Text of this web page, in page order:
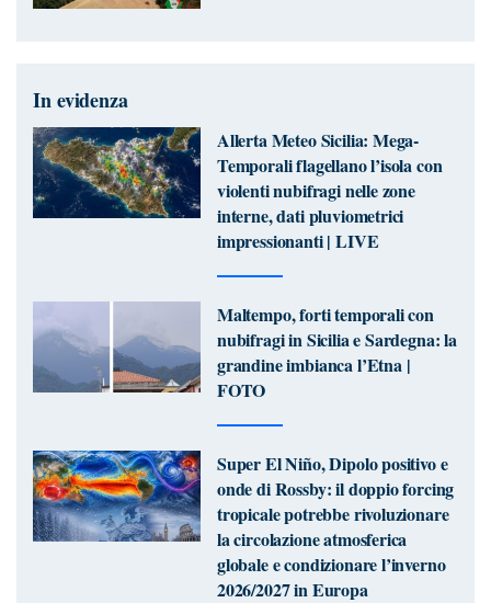
In evidenza
Allerta Meteo Sicilia: Mega-
Temporali flagellano l’isola con
violenti nubifragi nelle zone
interne, dati pluviometrici
impressionanti | LIVE
Maltempo, forti temporali con
nubifragi in Sicilia e Sardegna: la
grandine imbianca l’Etna |
FOTO
Super El Niño, Dipolo positivo e
onde di Rossby: il doppio forcing
tropicale potrebbe rivoluzionare
la circolazione atmosferica
globale e condizionare l’inverno
2026/2027 in Europa